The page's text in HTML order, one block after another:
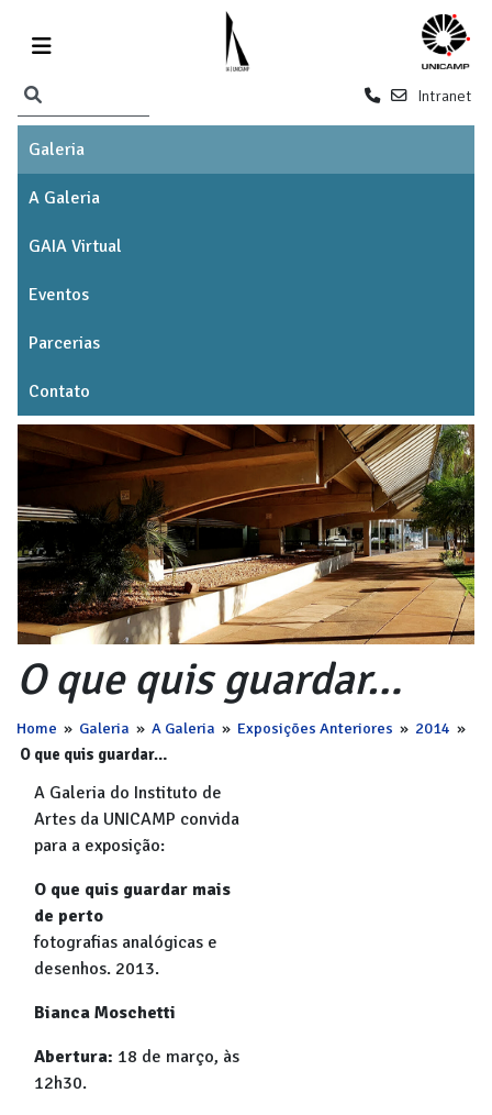
Intranet
Galeria
A Galeria
GAIA Virtual
Eventos
Parcerias
Contato
O que quis guardar…
Home » Galeria » A Galeria » Exposições Anteriores » 2014 »
O que quis guardar…
A Galeria do Instituto de
Artes da UNICAMP convida
para a exposição:
O que quis guardar mais
de perto
fotografias analógicas e
desenhos. 2013.
Bianca Moschetti
Abertura: 18 de março, às
12h30.